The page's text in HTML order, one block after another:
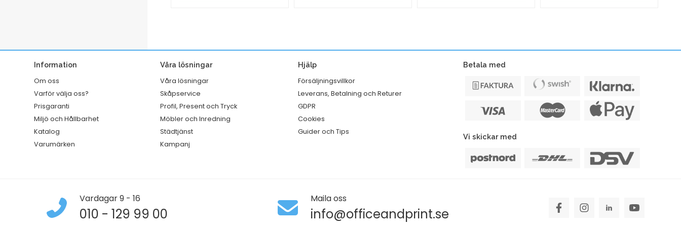
Georgina
4
mängd
Syrup
kvitto"
Ø35mm
mängd
Information
Om oss
Varför välja oss?
Prisgaranti
Miljö och Hållbarhet
Katalog
Varumärken
Våra lösningar
Våra lösningar
Skåpservice
Profil, Present och Tryck
Möbler och Inredning
Städtjänst
Kampanj
Hjälp
Försäljningsvillkor
Leverans, Betalning och Returer
GDPR
Cookies
Guider och Tips
Betala med
Vi skickar med
Vardagar 9 - 16
010 - 129 99 00
Maila oss
info@officeandprint.se